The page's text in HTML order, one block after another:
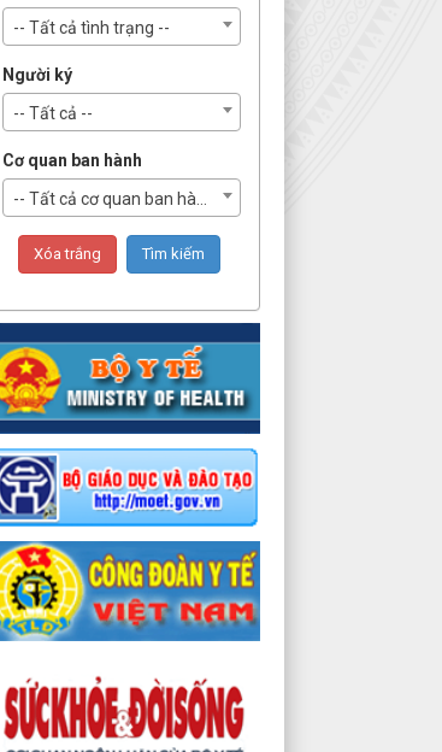
-- Tất cả tình trạng --
Người ký
-- Tất cả --
Cơ quan ban hành